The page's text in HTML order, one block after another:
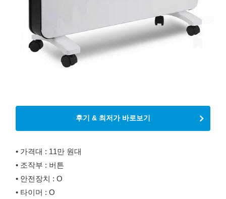
후기 & 최저가 바로보기
• 가격대 : 11만 원대
• 조작부 : 버튼
• 안전장치 : O
• 타이머 : O